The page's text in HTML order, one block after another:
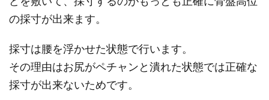
の採寸が出来ます。
採寸は腰を浮かせた状態で行います。
その理由はお尻がペチャンと潰れた状態では正確な
採寸が出来ないためです。